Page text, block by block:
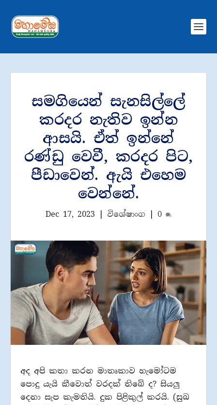
සමගියෙන් සැනසිල්ලේ
කරදර නැතිව ඉන්න
ආසයි. ඒත් ඉන්නේ
රණ්ඩු වෙවී, කරදර පිට,
පීඩාවෙන්. ඇයි එහෙම
වෙන්නේ.
Dec 17, 2023 විශේෂාංග 0
අද අපි කතා කරන මාතෘකාව හැමෝටම
පොදු යැයි කීවොත් වරදක් තිබේ ද? සියලු
දෙනා සැප කැමතියි. දුක පිළිකුල් කරයි. (සුඛ